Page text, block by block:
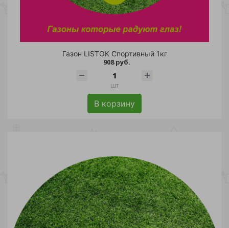
Газон LISTOK Спортивный 1кг
908 руб.
шт
В корзину